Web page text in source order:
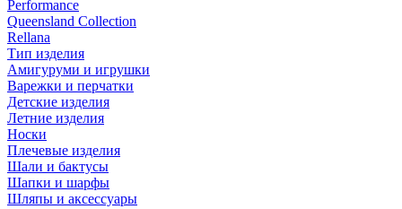
Performance
Queensland Collection
Rellana
Тип изделия
Амигуруми и игрушки
Варежки и перчатки
Детские изделия
Летние изделия
Носки
Плечевые изделия
Шали и бактусы
Шапки и шарфы
Шляпы и аксессуары